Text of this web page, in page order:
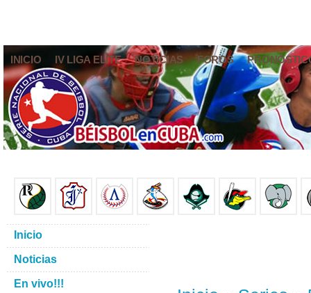
INICIO IV LIGA ELITE NOTICIAS FOROS
Inicio
Noticias
En vivo!!!